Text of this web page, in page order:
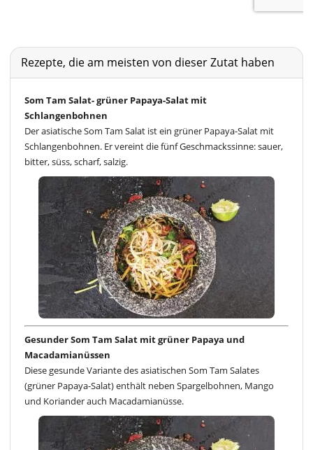
Rezepte, die am meisten von dieser Zutat haben
Som Tam Salat- grüner Papaya-Salat mit
Schlangenbohnen
Der asiatische Som Tam Salat ist ein grüner Papaya-Salat mit
Schlangenbohnen. Er vereint die fünf Geschmackssinne: sauer,
bitter, süss, scharf, salzig.
Gesunder Som Tam Salat mit grüner Papaya und
Macadamianüssen
Diese gesunde Variante des asiatischen Som Tam Salates
(grüner Papaya-Salat) enthält neben Spargelbohnen, Mango
und Koriander auch Macadamianüsse.